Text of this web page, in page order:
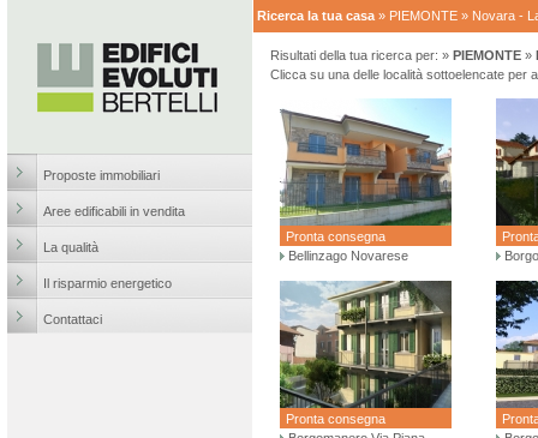
Proposte immobiliari
Aree edificabili in vendita
La qualità
Il risparmio energetico
Contattaci
Ricerca la tua casa » PIEMONTE » Novara -
Risultati della tua ricerca per: » PIEMONTE»
Clicca su una delle località sottoelencate per
Pronta consegna
Bellinzago Novarese
Pronta consegna